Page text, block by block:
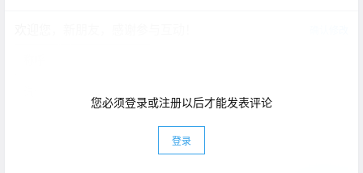
您必须登录或注册以后才能发表评论
登录